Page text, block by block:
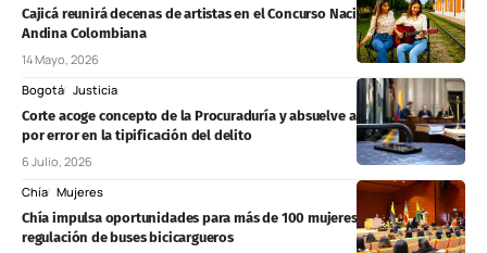
Cajicá reunirá decenas de artistas en el Concurso Nacional de Música
Andina Colombiana
14 Mayo, 2026
Bogotá Justicia
Corte acoge concepto de la Procuraduría y absuelve a dos procesados
por error en la tipificación del delito
6 Julio, 2026
Chía Mujeres
Chía impulsa oportunidades para más de 100 mujeres y promueve la
regulación de buses bicicargueros